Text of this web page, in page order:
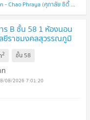
Supalai City Resort Phranangklao Station - Chao Phraya (ศุภาลัย ซิตี้ รีสอร์ท สถานีพระนั่งเกล้า - เจ้าพระยา)
ร B ชั้น 58 1 ห้องนอน
ยีราชมงคลสุวรรณภูมิ
2 ชั้น 58
ท
08/2026 7:01:20